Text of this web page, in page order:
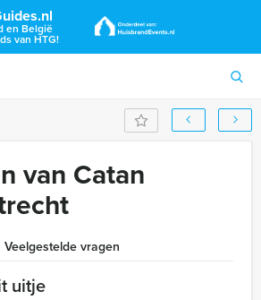
en België
van HTG!
van Catan
Veelgestelde vragen
uitje